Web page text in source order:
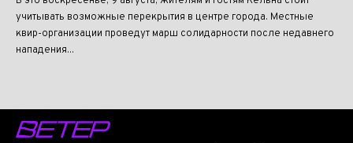
учитывать возможные перекрытия в центре города. Местные
квир-организации проведут марш солидарности после недавнего
нападения...